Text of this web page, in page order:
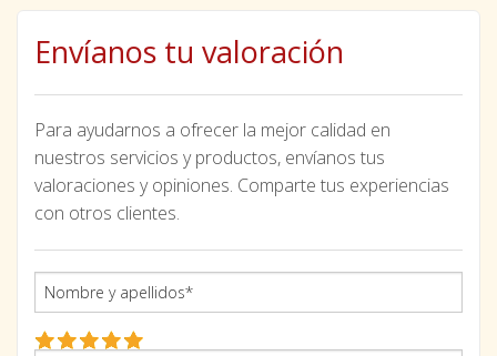
Envíanos tu valoración
Para ayudarnos a ofrecer la mejor calidad en
nuestros servicios y productos, envíanos tus
valoraciones y opiniones. Comparte tus experiencias
con otros clientes.